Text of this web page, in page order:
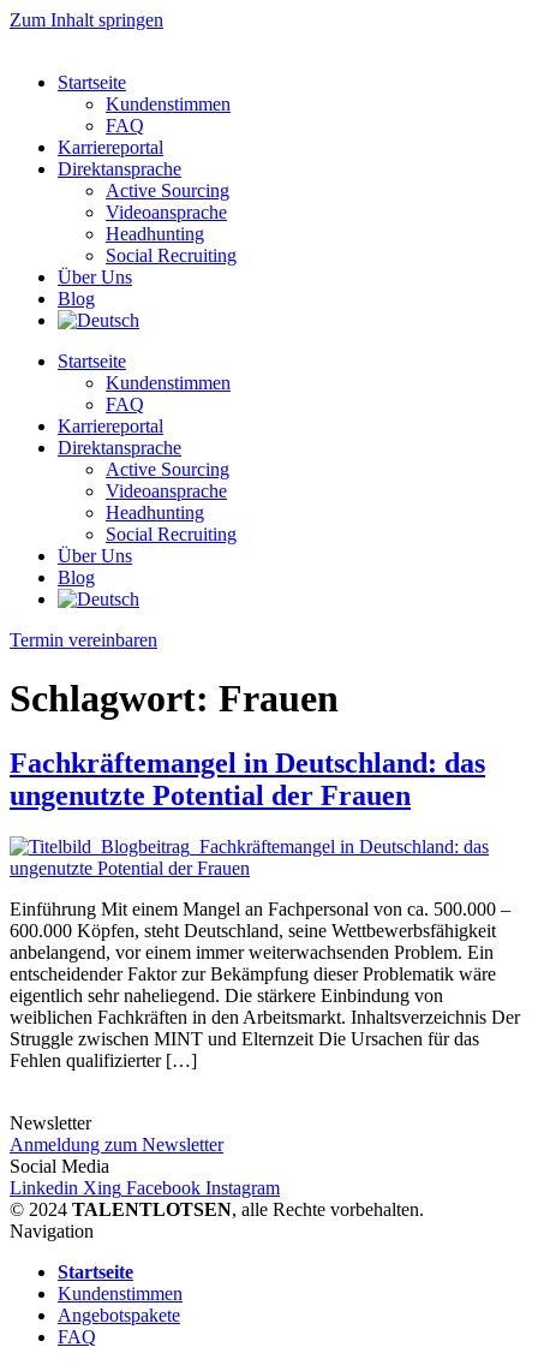
Zum Inhalt springen
Startseite
Kundenstimmen
FAQ
Karriereportal
Direktansprache
Active Sourcing
Videoansprache
Headhunting
Social Recruiting
Über Uns
Blog
Startseite
Kundenstimmen
FAQ
Karriereportal
Direktansprache
Active Sourcing
Videoansprache
Headhunting
Social Recruiting
Über Uns
Blog
Termin vereinbaren
Schlagwort: Frauen
Fachkräftemangel in Deutschland: das
ungenutzte Potential der Frauen
Einführung Mit einem Mangel an Fachpersonal von ca. 500.000 –
600.000 Köpfen, steht Deutschland, seine Wettbewerbsfähigkeit
anbelangend, vor einem immer weiterwachsenden Problem. Ein
entscheidender Faktor zur Bekämpfung dieser Problematik wäre
eigentlich sehr naheliegend. Die stärkere Einbindung von
weiblichen Fachkräften in den Arbeitsmarkt. Inhaltsverzeichnis Der
Struggle zwischen MINT und Elternzeit Die Ursachen für das
Fehlen qualifizierter […]
Newsletter
Anmeldung zum Newsletter
Social Media
Linkedin Xing Facebook Instagram
© 2024 TALENTLOTSEN, alle Rechte vorbehalten.
Navigation
Startseite
Kundenstimmen
Angebotspakete
FAQ